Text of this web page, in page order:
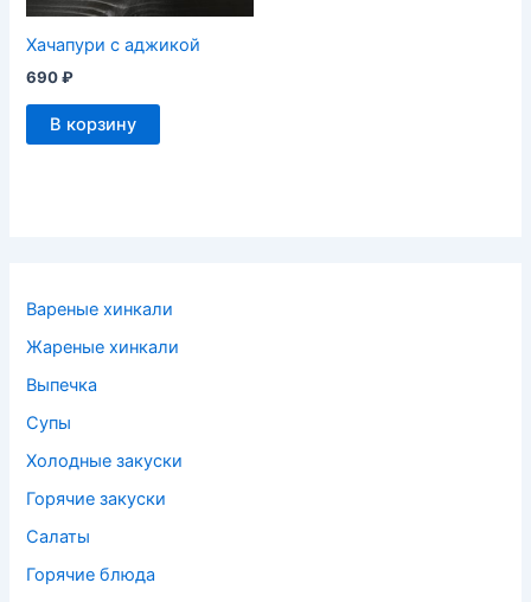
Вареные хинкали
Жареные хинкали
Выпечка
Супы
Холодные закуски
Горячие закуски
Салаты
Горячие блюда
Хачапури с аджикой
690₽
В корзину